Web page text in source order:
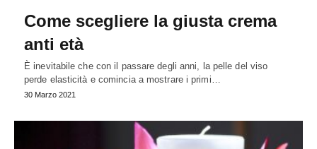
Come scegliere la giusta crema
anti età
È inevitabile che con il passare degli anni, la pelle del viso
perde elasticità e comincia a mostrare i primi…
30 Marzo 2021